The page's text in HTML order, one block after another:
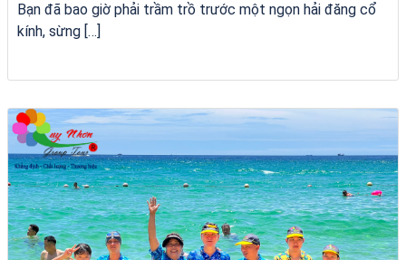
Bạn đã bao giờ phải trầm trồ trước một ngọn hải đăng cổ
kính, sừng […]
bãi tắm Quy Nhơn